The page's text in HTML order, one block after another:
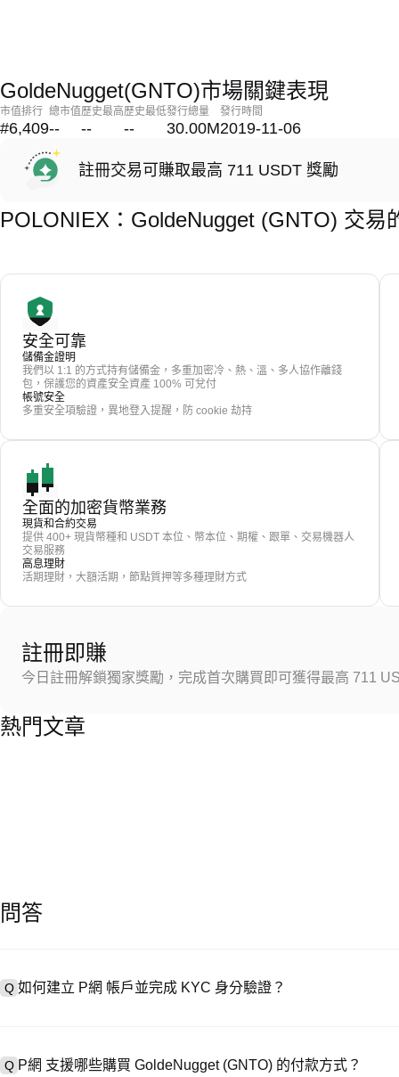
GoldeNugget(GNTO)市場關鍵表現
市值排行
#6,409
總市值
--
歷史最高
--
歷史最低
--
發行總量
30.00M
發行時間
2019-11-06
註冊交易可賺取最高 711 USDT 獎勵
POLONIEX：GoldeNugget (GNTO) 交易
安全可靠
儲備金證明
我們以 1:1 的方式持有儲備金，多重加密冷、熱、溫、多人協作離錢
包，保護您的資產安全資產 100% 可兌付
帳號安全
多重安全項驗證，異地登入提醒，防 cookie 劫持
全面的加密貨幣業務
現貨和合約交易
提供 400+ 現貨幣種和 USDT 本位、幣本位、期權、跟單、交易機器人
交易服務
高息理財
活期理財，大額活期，節點質押等多種理財方式
註冊即賺
今日註冊解鎖獨家獎勵，完成首次購買即可獲得最高 711
熱門文章
問答
Q 如何建立 P網 帳戶並完成 KYC 身分驗證？
Q P網 支援哪些購買 GoldeNugget (GNTO) 的付款方式？